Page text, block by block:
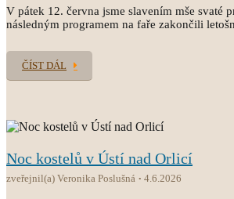
V pátek 12. června jsme slavením mše svaté
následným programem na faře zakončili
ČÍST DÁL
Noc kostelů v Ústí nad Orlicí
zveřejnil(a) Veronika Poslušná 4.6.2026